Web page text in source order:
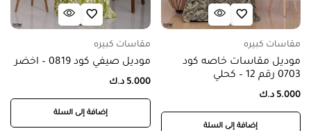
مقاسات كبيره
موديل مقاسات خاصه كود
0703 رقم 12 – كحلي
5.000 د.ك
إضافة إلى السلة
مقاسات كبيره
موديل صيفي كود 0819 – اخضر
5.000 د.ك
إضافة إلى السلة